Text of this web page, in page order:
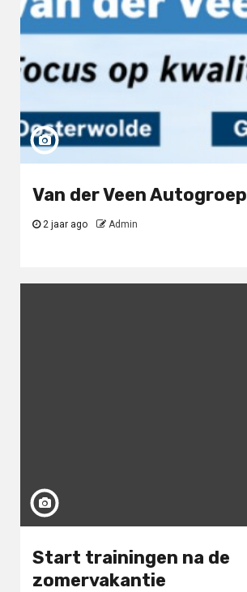
Van der Veen Autogroep
2 jaar ago Admin
Start trainingen na de
zomervakantie